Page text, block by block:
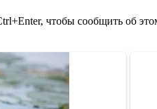
чтобы сообщить об